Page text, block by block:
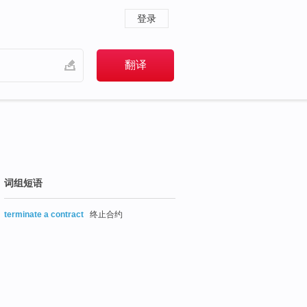
登录
词组短语
terminate a contract 终止合约